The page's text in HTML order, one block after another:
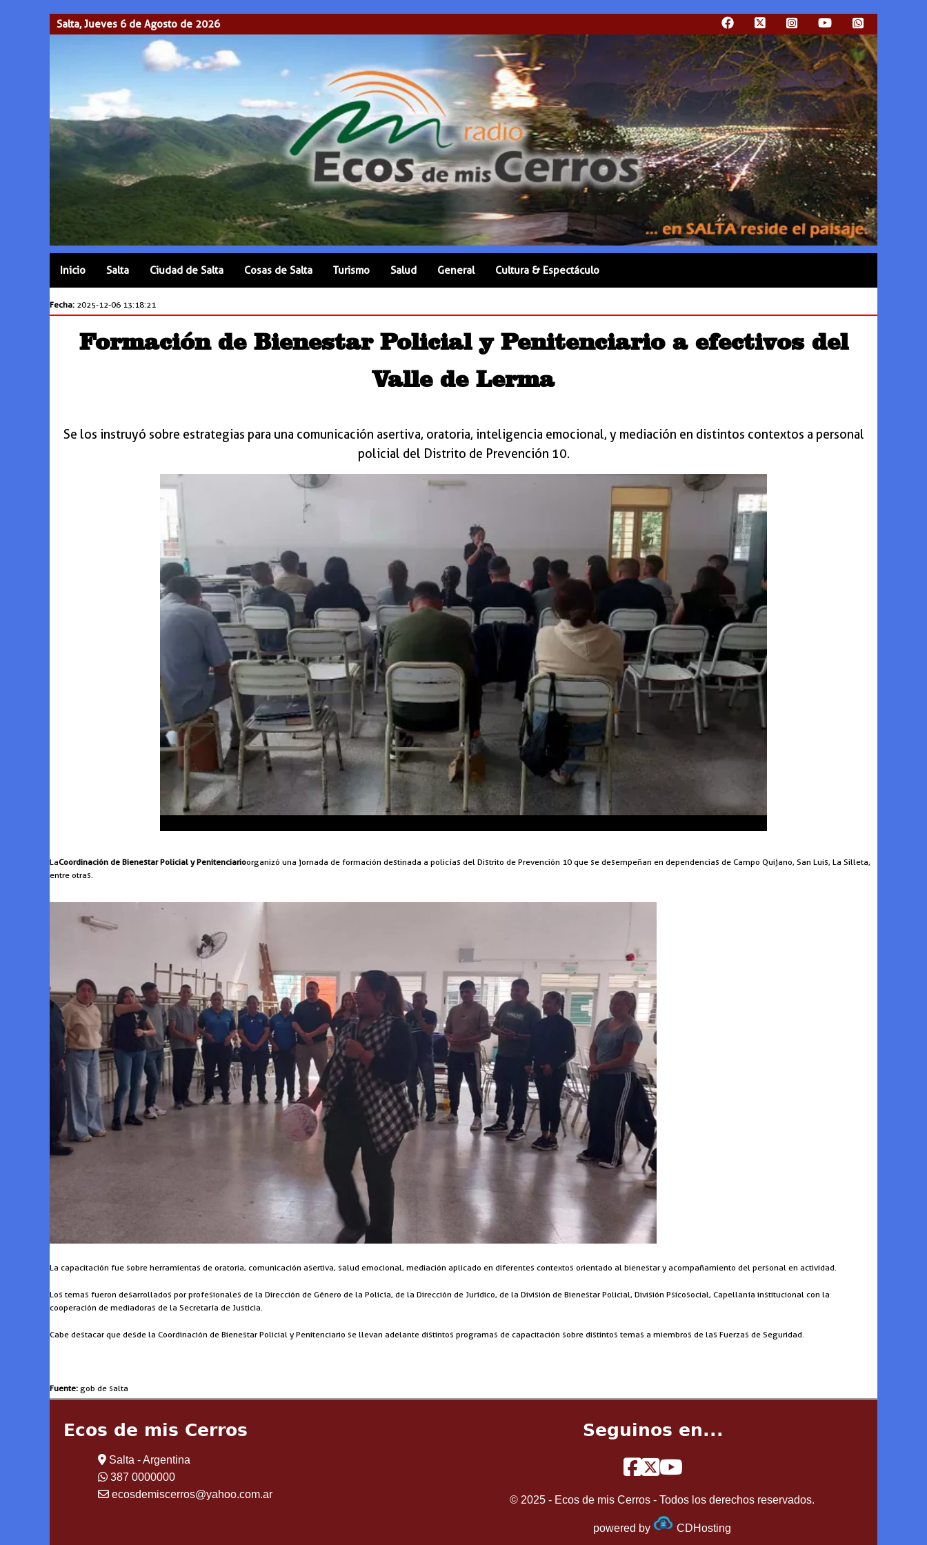
Salta, Jueves 6 de Agosto de 2026
Inicio Salta Ciudad de Salta Cosas de Salta Turismo Salud General Cultura & Espectáculo
Fecha: 2025-12-06 13:18:21
Formación de Bienestar Policial y Penitenciario a efectivos del
Valle de Lerma
Se los instruyó sobre estrategias para una comunicación asertiva, oratoria, inteligencia emocional, y mediación en distintos contextos a personal
policial del Distrito de Prevención 10.
LaCoordinación de Bienestar Policial y Penitenciarioorganizó una jornada de formación destinada a policías del Distrito de Prevención 10 que se desempeñan en dependencias de Campo Quijano, San Luis, La Silleta,
entre otras.
La capacitación fue sobre herramientas de oratoria, comunicación asertiva, salud emocional, mediación aplicado en diferentes contextos orientado al bienestar y acompañamiento del personal en actividad.
Los temas fueron desarrollados por profesionales de la Dirección de Género de la Policía, de la Dirección de Jurídico, de la División de Bienestar Policial, División Psicosocial, Capellanía institucional con la
cooperación de mediadoras de la Secretaría de Justicia.
Cabe destacar que desde la Coordinación de Bienestar Policial y Penitenciario se llevan adelante distintos programas de capacitación sobre distintos temas a miembros de las Fuerzas de Seguridad.
Fuente: gob de salta
Ecos de mis Cerros
Salta - Argentina
387 0000000
ecosdemiscerros@yahoo.com.ar
Seguinos en...
© 2025 - Ecos de mis Cerros - Todos los derechos reservados.
powered by CDHosting